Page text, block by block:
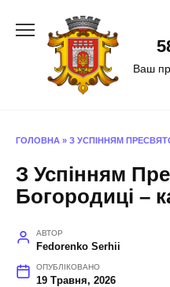
Ваш
ГОЛОВНА » З УСПІННЯМ
З Успінням
Богородиці –
АВТОР
Fedorenko Serhii
ОПУБЛІКОВАНО
19 Травня, 2026